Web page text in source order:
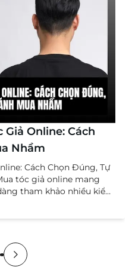
Online: Cách
Nhầm
Cách Chọn Đúng, Tự
tóc giả online mang
tham khảo nhiều kiểu
không cần trực tiếp đến